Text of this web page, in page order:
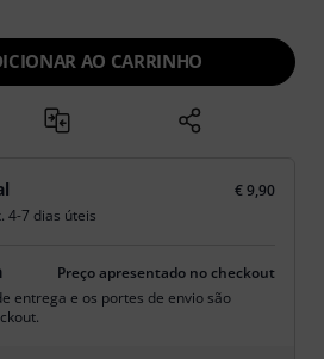
AO CARRINHO
€ 9,90
4-7 dias úteis
Preço apresentado no checkout
entrega e os portes de envio são